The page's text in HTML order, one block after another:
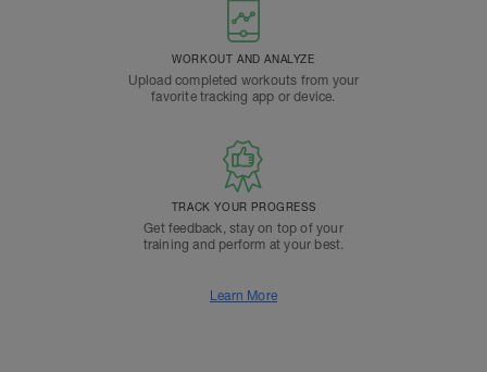
WORKOUT AND ANALYZE
Upload completed workouts from your
favorite tracking app or device.
TRACK YOUR PROGRESS
Get feedback, stay on top of your
training and perform at your best.
Learn More